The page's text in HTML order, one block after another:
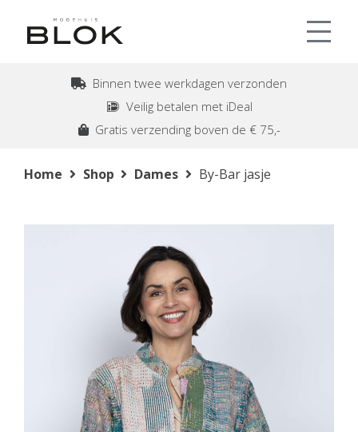
Binnen twee werkdagen verzonden
Veilig betalen met iDeal
Gratis verzending boven de € 75,-
Home Shop Dames By-Bar jasje